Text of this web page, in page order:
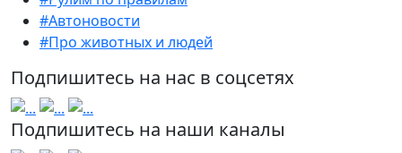
#Автоновости
#Про животных и людей
Подпишитесь на нас в соцсетях
Подпишитесь на наши каналы